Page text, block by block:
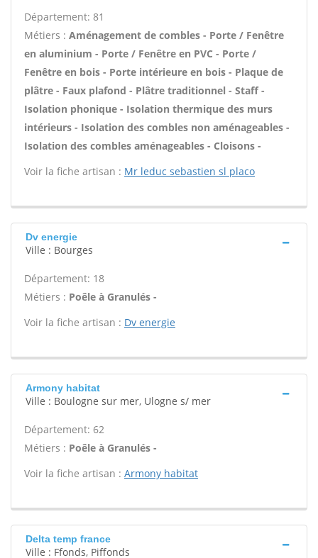
Département: 81
Métiers : Aménagement de combles - Porte / Fenêtre
en aluminium - Porte / Fenêtre en PVC - Porte /
Fenêtre en bois - Porte intérieure en bois - Plaque de
plâtre - Faux plafond - Plâtre traditionnel - Staff -
Isolation phonique - Isolation thermique des murs
intérieurs - Isolation des combles non aménageables -
Isolation des combles aménageables - Cloisons -
Voir la fiche artisan : Mr leduc sebastien sl placo
Dv energie
Ville : Bourges
Département: 18
Métiers : Poêle à Granulés -
Voir la fiche artisan : Dv energie
Armony habitat
Ville : Boulogne sur mer, Ulogne s/ mer
Département: 62
Métiers : Poêle à Granulés -
Voir la fiche artisan : Armony habitat
Delta temp france
Ville : Ffonds, Piffonds